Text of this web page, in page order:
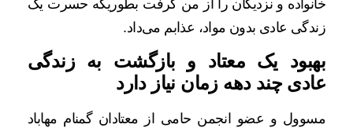
خانواده و نزدیکان را از من گرفت بطوریکه حسرت یک
زندگی عادی بدون مواد، عذابم می‌داد.
بهبود یک معتاد و بازگشت به زندگی
عادی چند دهه زمان نیاز دارد
مسوول و عضو انجمن حامی از معتادان گمنام مهاباد